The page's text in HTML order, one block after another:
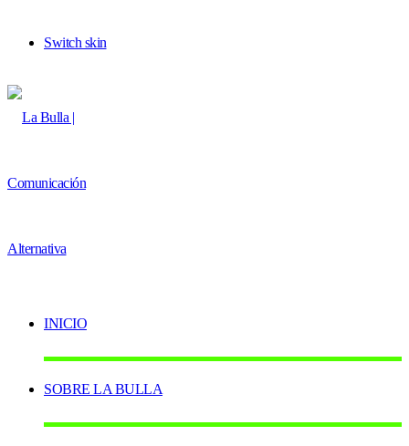
Switch skin
INICIO
SOBRE LA BULLA